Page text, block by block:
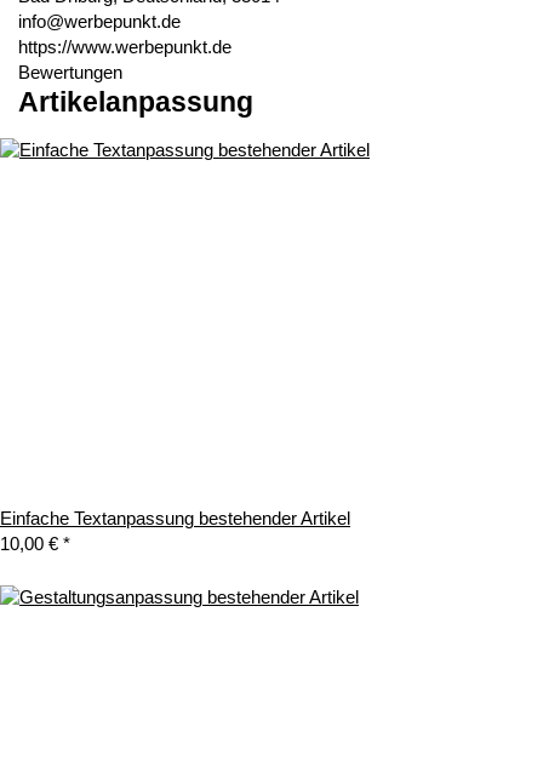
info@werbepunkt.de
https://www.werbepunkt.de
Bewertungen
Artikelanpassung
Einfache Textanpassung bestehender Artikel
10,00 € *